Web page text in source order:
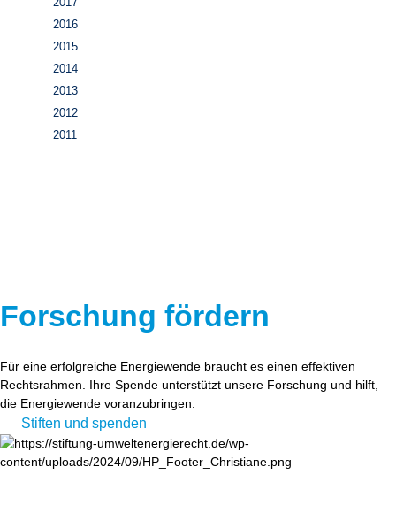
2016
2015
2014
2013
2012
2011
Forschung fördern
Für eine erfolgreiche Energiewende braucht es einen effektiven
Rechtsrahmen. Ihre Spende unterstützt unsere Forschung und hilft,
die Energiewende voranzubringen.
Stiften und spenden